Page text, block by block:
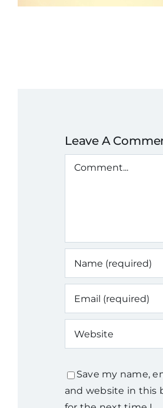
Leave A
Comment
Save my name,
and website in this